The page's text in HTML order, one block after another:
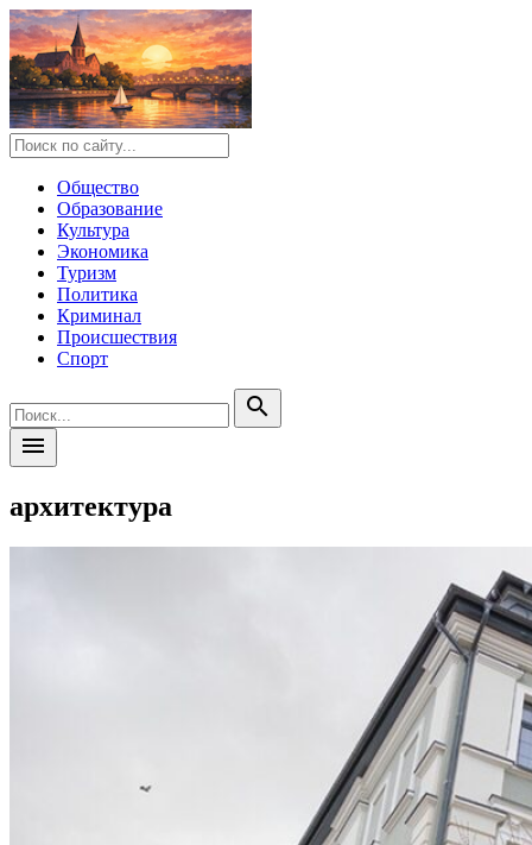
Общество
Образование
Культура
Экономика
Туризм
Политика
Криминал
Происшествия
Спорт
search
menu
архитектура